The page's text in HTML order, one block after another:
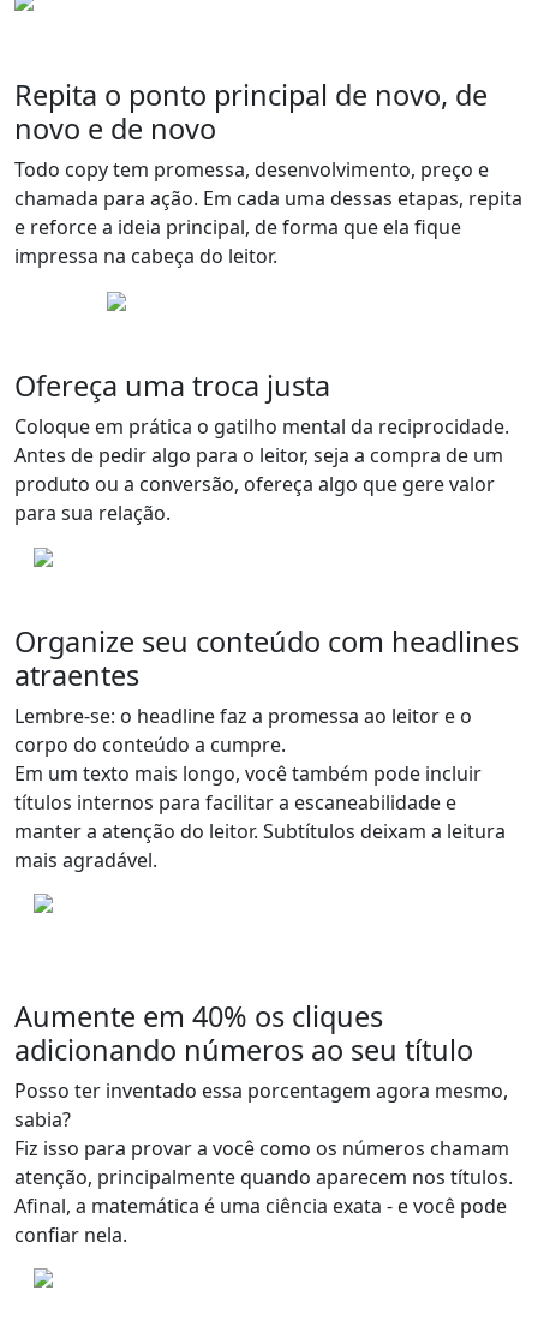
Repita o ponto principal de novo, de
novo e de novo
Todo copy tem promessa, desenvolvimento, preço e
chamada para ação. Em cada uma dessas etapas, repita
e reforce a ideia principal, de forma que ela fique
impressa na cabeça do leitor.
Ofereça uma troca justa
Coloque em prática o gatilho mental da reciprocidade.
Antes de pedir algo para o leitor, seja a compra de um
produto ou a conversão, ofereça algo que gere valor
para sua relação.
Organize seu conteúdo com headlines
atraentes
Lembre-se: o headline faz a promessa ao leitor e o
corpo do conteúdo a cumpre.
Em um texto mais longo, você também pode incluir
títulos internos para facilitar a escaneabilidade e
manter a atenção do leitor. Subtítulos deixam a leitura
mais agradável.
Aumente em 40% os cliques
adicionando números ao seu título
Posso ter inventado essa porcentagem agora mesmo,
sabia?
Fiz isso para provar a você como os números chamam
atenção, principalmente quando aparecem nos títulos.
Afinal, a matemática é uma ciência exata - e você pode
confiar nela.